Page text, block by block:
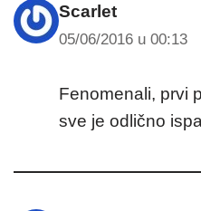
Scarlet
05/06/2016 u 00:13
Fenomenali, prvi
sve je odlično